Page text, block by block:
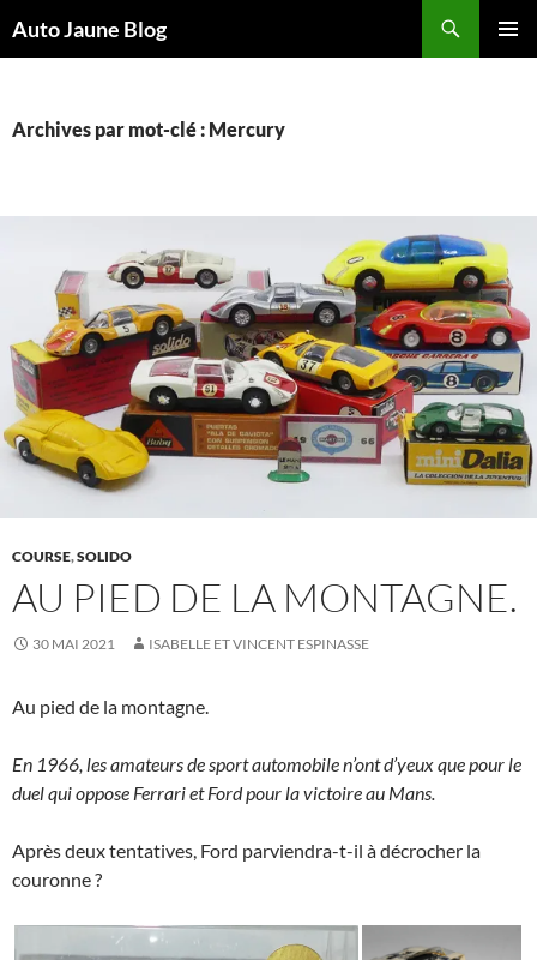
Auto Jaune Blog
Archives par mot-clé : Mercury
COURSE,SOLIDO
AU PIED DE LA MONTAGNE.
30 MAI 2021 ISABELLE ET VINCENT ESPINASSE
Au pied de la montagne.
En 1966, les amateurs de sport automobile n’ont d’yeux que pour le
duel qui oppose Ferrari et Ford pour la victoire au Mans.
Après deux tentatives, Ford parviendra-t-il à décrocher la
couronne ?